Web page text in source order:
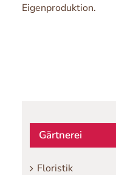
Eigenproduktion.
Gärtnerei
Floristik